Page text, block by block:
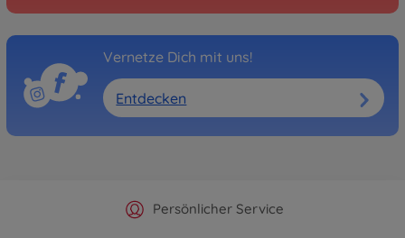
Vernetze Dich mit uns!
Entdecken
Offizieller Hersteller Shop
Persönlicher Service
Versandkostenfrei ab 25€
Schnelle Lieferung